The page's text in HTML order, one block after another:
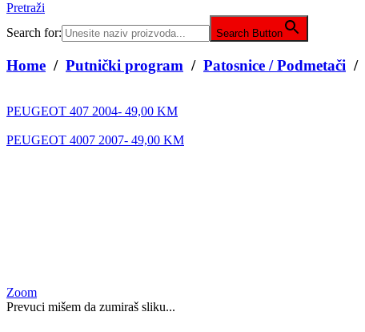
Pretraži
Search for:
Search Button
Home / Putnički program / Patosnice / Podmetači /
PEUGEOT 407 2004- 49,00 KM
PEUGEOT 4007 2007- 49,00 KM
Zoom
Prevuci mišem da zumiraš sliku...